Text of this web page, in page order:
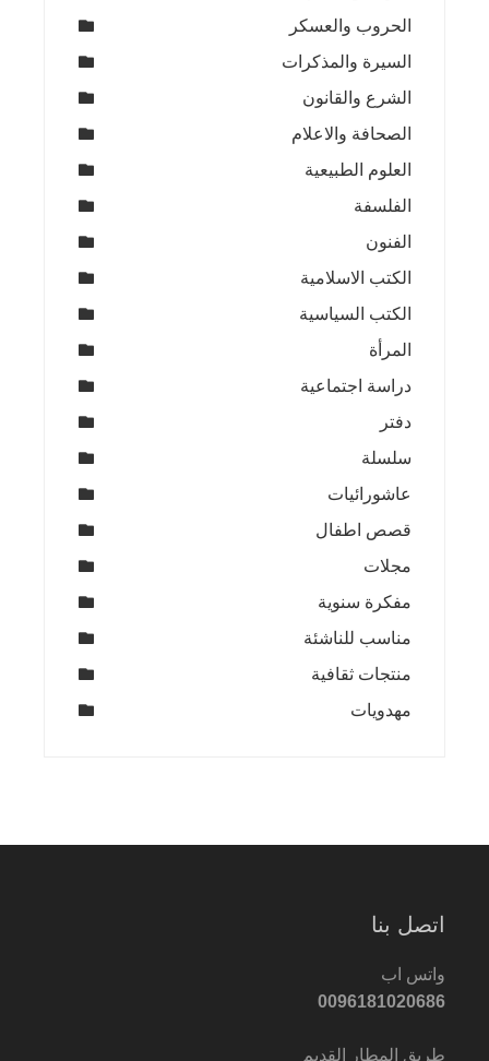
الحروب والعسكر
السيرة والمذكرات
الشرع والقانون
الصحافة والاعلام
العلوم الطبيعية
الفلسفة
الفنون
الكتب الاسلامية
الكتب السياسية
المرأة
دراسة اجتماعية
دفتر
سلسلة
عاشورائيات
قصص اطفال
مجلات
مفكرة سنوية
مناسب للناشئة
منتجات ثقافية
مهدويات
اتصل بنا
واتس اب
0096181020686
طريق المطار القديم